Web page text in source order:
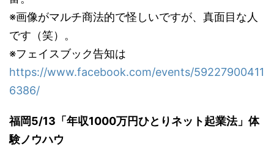
る」噂は15年前に。久々
寂れたシャッター街が
「宝の山」に変わる。
ュース・「健美家」サイ
トは以下コメ
今はメチャク
チャな口述筆
記をAIが目次
す。次回は5月
な機会だ。何
置物があっ
の。たぶん切
※画像がマルチ商法的で怪しいですが、真面目な人
です（笑）。
※フェイスブック告知は
https://www.facebook.com/events/59227900411
6386/
福岡5/13「年収1000万円ひとりネット起業法」体
験ノウハウ